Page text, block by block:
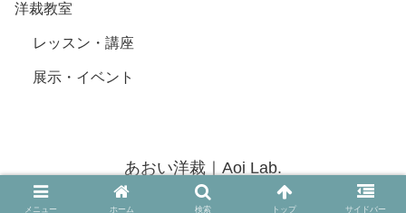
洋裁教室
レッスン・講座
展示・イベント
あおい洋裁｜Aoi Lab.
© 2020 あおい洋裁｜Aoi Lab..
メニュー ホーム 検索 トップ サイドバー